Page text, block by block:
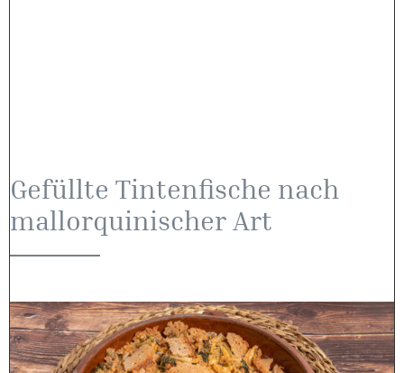
Gefüllte Tintenfische nach
mallorquinischer Art